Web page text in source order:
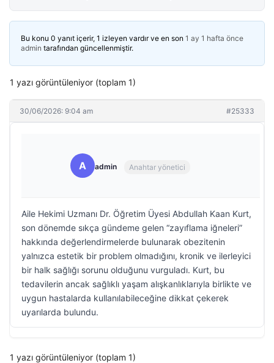
Bu konu 0 yanıt içerir, 1 izleyen vardır ve en son 1 ay 1 hafta önce
admin tarafından güncellenmiştir.
1 yazı görüntüleniyor (toplam 1)
30/06/2026: 9:04 am #25333
A admin Anahtar yönetici
Aile Hekimi Uzmanı Dr. Öğretim Üyesi Abdullah Kaan Kurt,
son dönemde sıkça gündeme gelen “zayıflama iğneleri”
hakkında değerlendirmelerde bulunarak obezitenin
yalnızca estetik bir problem olmadığını, kronik ve ilerleyici
bir halk sağlığı sorunu olduğunu vurguladı. Kurt, bu
tedavilerin ancak sağlıklı yaşam alışkanlıklarıyla birlikte ve
uygun hastalarda kullanılabileceğine dikkat çekerek
uyarılarda bulundu.
1 yazı görüntüleniyor (toplam 1)